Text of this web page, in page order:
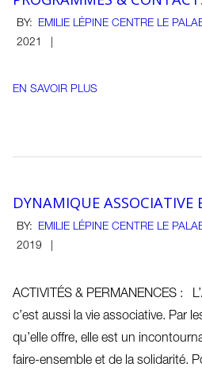
2021-
09-
BY: EMILIE LÉPINE CENTRE LE
2021
EN SAVOIR PLUS
DYNAMIQUE ASSOCIATIVE
2019-
03-
BY: EMILIE LÉPINE CENTRE LE
2019
ACTIVITÉS & PERMANENCES :
c’est aussi la vie associative. Par
qu’elle offre, elle est un
faire-ensemble et de la solidarité.